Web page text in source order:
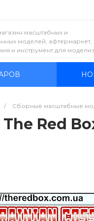
масштабных и
моделей, афтермаркет,
и инструмент для
/ Сборные масштабные
Red